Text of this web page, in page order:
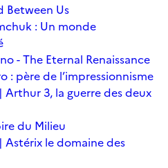
Between Us
: Un monde
- The Eternal Renaissance
: père de l’impressionnisme
3, la guerre des deux
du Milieu
Astérix le domaine des